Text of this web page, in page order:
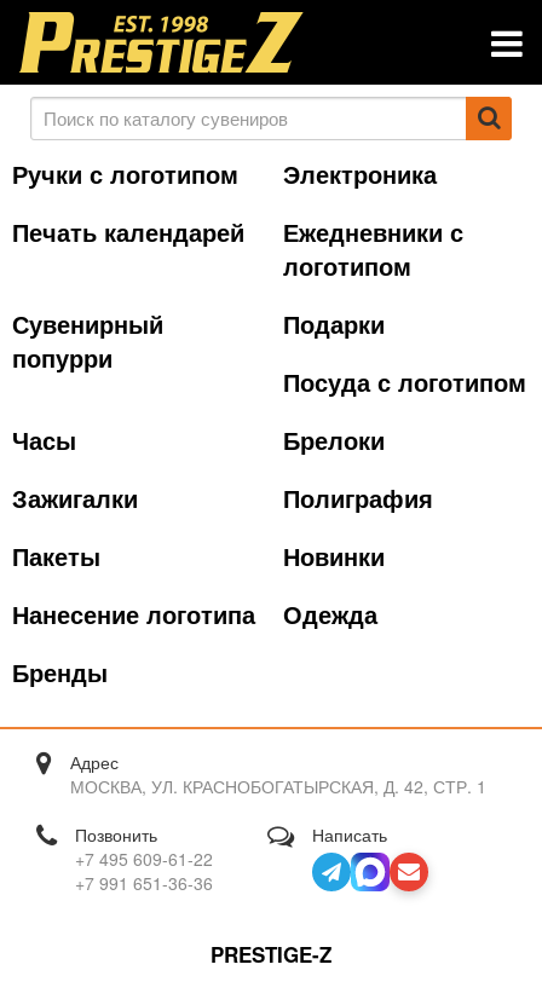
Ручки с логотипом
Электроника
Печать календарей
Ежедневники с
логотипом
Сувенирный
попурри
Подарки
Посуда с логотипом
Часы
Брелоки
Зажигалки
Полиграфия
Пакеты
Новинки
Нанесение логотипа
Одежда
Бренды
Адрес
МОСКВА, УЛ. КРАСНОБОГАТЫРСКАЯ, Д. 42, СТР. 1
Позвонить
+7 495 609-61-22
+7 991 651-36-36
Написать
PRESTIGE-Z